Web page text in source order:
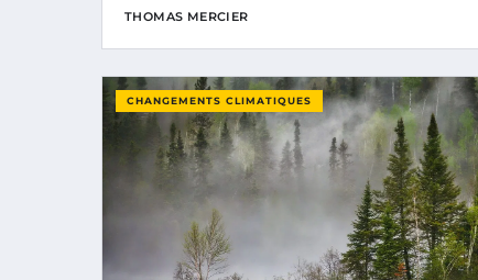
THOMAS MERCIER
CHANGEMENTS CLIMATIQUES